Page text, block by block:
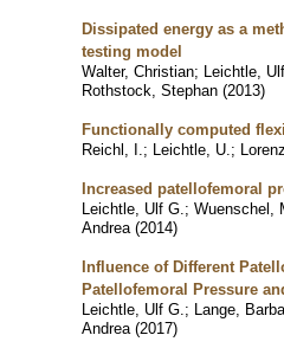
Dissipated energy as a
testing model
Walter, Christian; Leichtle, Ulf
Rothstock, Stephan (2013)
Functionally computed
Reichl, I. ; Leichtle, U. ;
Increased patellofemoral
Leichtle, Ulf G. ; Wuenschel,
Andrea (2014)
Influence of Different
Patellofemoral Pressure
Leichtle, Ulf G. ; Lange,
Andrea (2017)